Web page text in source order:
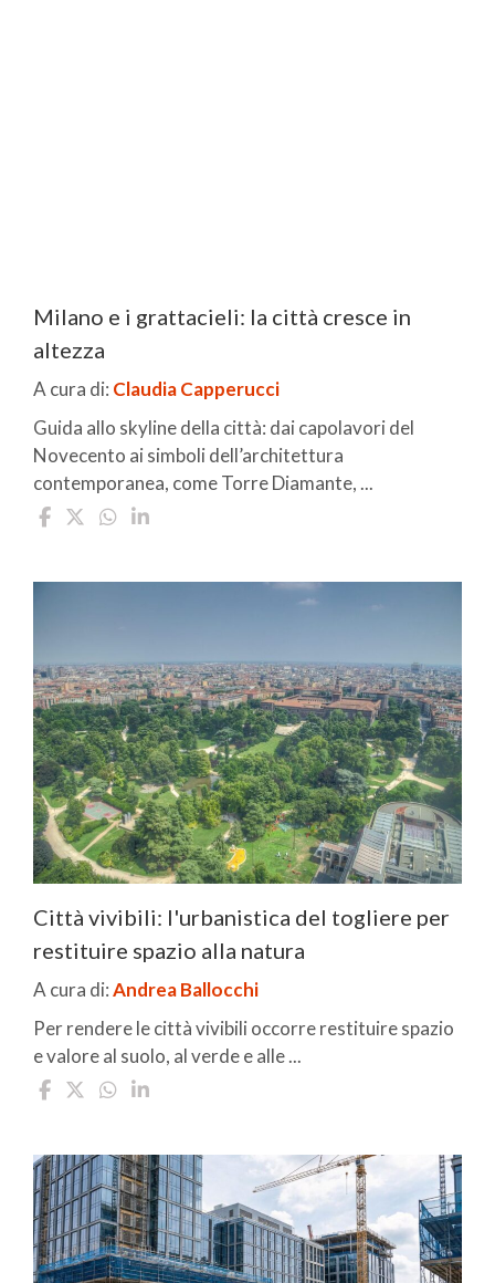
Milano e i grattacieli: la città cresce in
altezza
A cura di: Claudia Capperucci
Guida allo skyline della città: dai capolavori del
Novecento ai simboli dell’architettura
contemporanea, come Torre Diamante, ...
Città vivibili: l'urbanistica del togliere per
restituire spazio alla natura
A cura di:Andrea Ballocchi
Per rendere le città vivibili occorre restituire spazio
e valore al suolo, al verde e alle ...